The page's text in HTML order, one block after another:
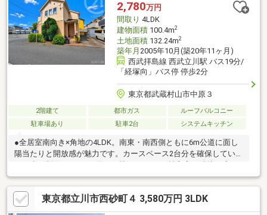
2,780万円
間取り 4LDK
建物面積100.4m2
土地面積132.24m2
築年月 2005年10月(築20年11ヶ月)
西武拝島線 西武立川駅 バス19分/
「経塚向」バス停 停歩2分
東京都武蔵村山市中原３
2階建て 都市ガス
ルーフバルコニー
駐車場あり
駐車2台 システムキッチン
●全居室南向き×角地の4LDK。南東・南西側ともに6m公道に面し
陽当たりと開放感が魅力です。カースペース2台分を確保していま
開放すれば約22.1帖の一体空間として使えるほかお子さまの遊び
場やお昼寝スペース来客用のお部屋にも活用できます。●全居室5
帖以上＋収納付き。2階ホール収納やグルニエも備え、季節用品な
どもすっきり収納できます。幅広のルーフバルコニーも魅力♪●バ
東京都立川市西砂町４ 3,580万円 3LDK